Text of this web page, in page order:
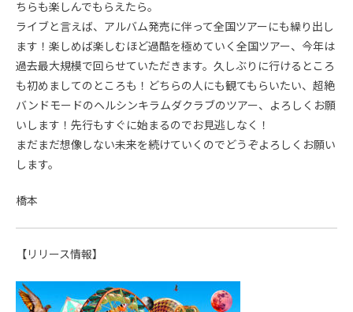
ちらも楽しんでもらえたら。
ライブと言えば、アルバム発売に伴って全国ツアーにも繰り出し
ます！楽しめば楽しむほど過酷を極めていく全国ツアー、今年は
過去最大規模で回らせていただきます。久しぶりに行けるところ
も初めましてのところも！どちらの人にも観てもらいたい、超絶
バンドモードのヘルシンキラムダクラブのツアー、よろしくお願
いします！先行もすぐに始まるのでお見逃しなく！
まだまだ想像しない未来を続けていくのでどうぞよろしくお願い
します。
橋本
【リリース情報】